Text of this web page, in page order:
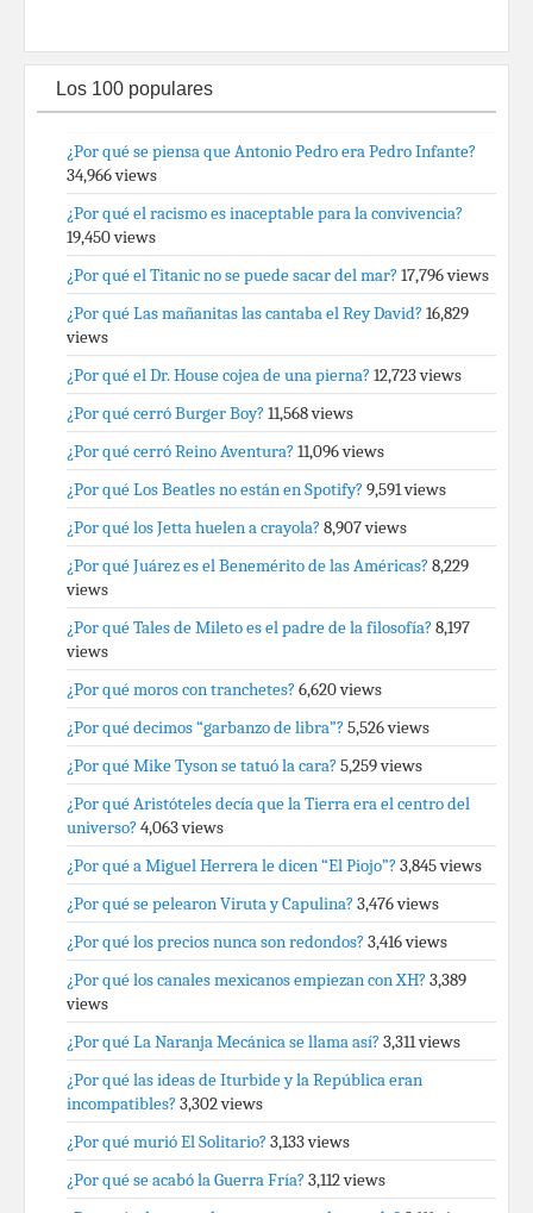
Los 100 populares
¿Por qué se piensa que Antonio Pedro era Pedro Infante?
34,966 views
¿Por qué el racismo es inaceptable para la convivencia?
19,450 views
¿Por qué el Titanic no se puede sacar del mar? 17,796 views
¿Por qué Las mañanitas las cantaba el Rey David? 16,829
views
¿Por qué el Dr. House cojea de una pierna? 12,723 views
¿Por qué cerró Burger Boy? 11,568 views
¿Por qué cerró Reino Aventura? 11,096 views
¿Por qué Los Beatles no están en Spotify? 9,591 views
¿Por qué los Jetta huelen a crayola? 8,907 views
¿Por qué Juárez es el Benemérito de las Américas? 8,229
views
¿Por qué Tales de Mileto es el padre de la filosofía? 8,197
views
¿Por qué moros con tranchetes? 6,620 views
¿Por qué decimos “garbanzo de libra”? 5,526 views
¿Por qué Mike Tyson se tatuó la cara? 5,259 views
¿Por qué Aristóteles decía que la Tierra era el centro del
universo? 4,063 views
¿Por qué a Miguel Herrera le dicen “El Piojo”? 3,845 views
¿Por qué se pelearon Viruta y Capulina? 3,476 views
¿Por qué los precios nunca son redondos? 3,416 views
¿Por qué los canales mexicanos empiezan con XH? 3,389
views
¿Por qué La Naranja Mecánica se llama así? 3,311 views
¿Por qué las ideas de Iturbide y la República eran
incompatibles? 3,302 views
¿Por qué murió El Solitario? 3,133 views
¿Por qué se acabó la Guerra Fría? 3,112 views